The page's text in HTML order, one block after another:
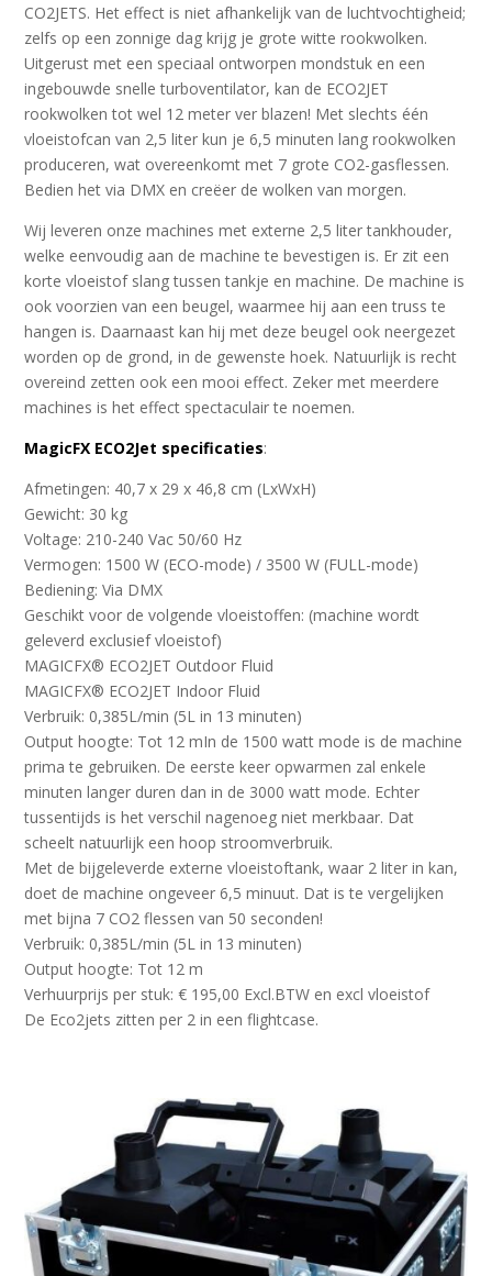
CO2JETS. Het effect is niet afhankelijk van de luchtvochtigheid;
zelfs op een zonnige dag krijg je grote witte rookwolken.
Uitgerust met een speciaal ontworpen mondstuk en een
ingebouwde snelle turboventilator, kan de ECO2JET
rookwolken tot wel 12 meter ver blazen! Met slechts één
vloeistofcan van 2,5 liter kun je 6,5 minuten lang rookwolken
produceren, wat overeenkomt met 7 grote CO2-gasflessen.
Bedien het via DMX en creëer de wolken van morgen.
Wij leveren onze machines met externe 2,5 liter tankhouder,
welke eenvoudig aan de machine te bevestigen is. Er zit een
korte vloeistof slang tussen tankje en machine. De machine is
ook voorzien van een beugel, waarmee hij aan een truss te
hangen is. Daarnaast kan hij met deze beugel ook neergezet
worden op de grond, in de gewenste hoek. Natuurlijk is recht
overeind zetten ook een mooi effect. Zeker met meerdere
machines is het effect spectaculair te noemen.
MagicFX ECO2Jet specificaties:
Afmetingen: 40,7 x 29 x 46,8 cm (LxWxH)
Gewicht: 30 kg
Voltage: 210-240 Vac 50/60 Hz
Vermogen: 1500 W (ECO-mode) / 3500 W (FULL-mode)
Bediening: Via DMX
Geschikt voor de volgende vloeistoffen: (machine wordt
geleverd exclusief vloeistof)
MAGICFX® ECO2JET Outdoor Fluid
MAGICFX® ECO2JET Indoor Fluid
Verbruik: 0,385L/min (5L in 13 minuten)
Output hoogte: Tot 12 mIn de 1500 watt mode is de machine
prima te gebruiken. De eerste keer opwarmen zal enkele
minuten langer duren dan in de 3000 watt mode. Echter
tussentijds is het verschil nagenoeg niet merkbaar. Dat
scheelt natuurlijk een hoop stroomverbruik.
Met de bijgeleverde externe vloeistoftank, waar 2 liter in kan,
doet de machine ongeveer 6,5 minuut. Dat is te vergelijken
met bijna 7 CO2 flessen van 50 seconden!
Verbruik: 0,385L/min (5L in 13 minuten)
Output hoogte: Tot 12 m
Verhuurprijs per stuk: € 195,00 Excl.BTW en excl vloeistof
De Eco2jets zitten per 2 in een flightcase.